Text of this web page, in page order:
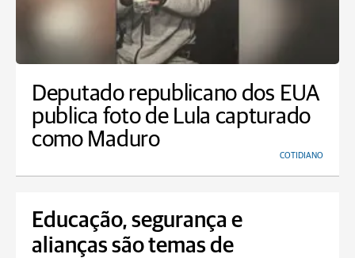
Deputado republicano dos EUA
publica foto de Lula capturado
como Maduro
COTIDIANO
Educação, segurança e
alianças são temas de